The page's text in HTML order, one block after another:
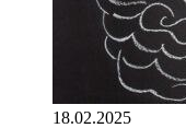
18.02.2025